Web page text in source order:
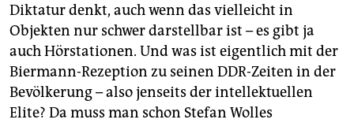
Diktatur denkt, auch wenn das vielleicht in
Objekten nur schwer darstellbar ist – es gibt ja
auch Hörstationen. Und was ist eigentlich mit der
Biermann-Rezeption zu seinen DDR-Zeiten in der
Bevölkerung – also jenseits der intellektuellen
Elite? Da muss man schon Stefan Wolles